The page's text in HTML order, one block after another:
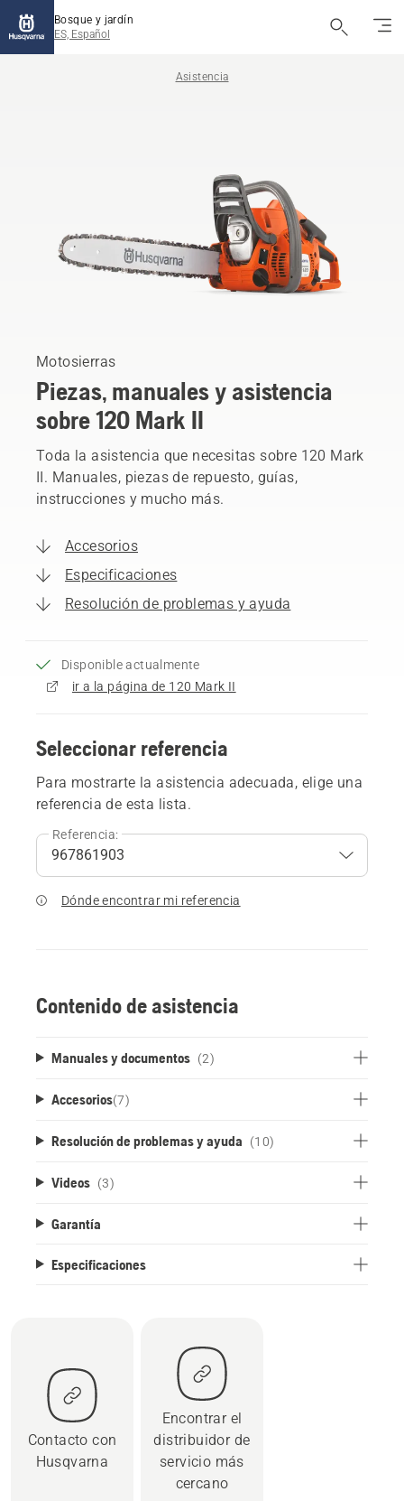
Bosque y jardín
ES, Español
Asistencia
Motosierras
Piezas, manuales y asistencia
sobre 120 Mark II
Toda la asistencia que necesitas sobre 120 Mark
II. Manuales, piezas de repuesto, guías,
instrucciones y mucho más.
Accesorios
Especificaciones
Resolución de problemas y ayuda
Disponible actualmente
ir a la página de 120 Mark II
Seleccionar referencia
Para mostrarte la asistencia adecuada, elige una
referencia de esta lista.
Referencia:
Dónde encontrar mi referencia
Contenido de asistencia
Manuales y documentos (2)
Accesorios(7)
Resolución de problemas y ayuda (10)
Videos (3)
Garantía
Especificaciones
Contacto con
Husqvarna
Encontrar el
distribuidor de
servicio más
cercano